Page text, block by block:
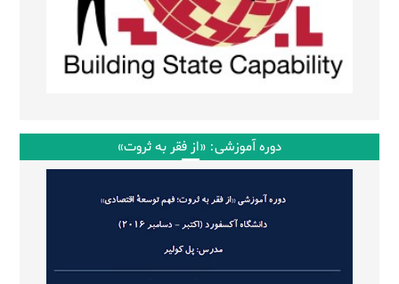
دوره آموزشی: «از فقر به ثروت»